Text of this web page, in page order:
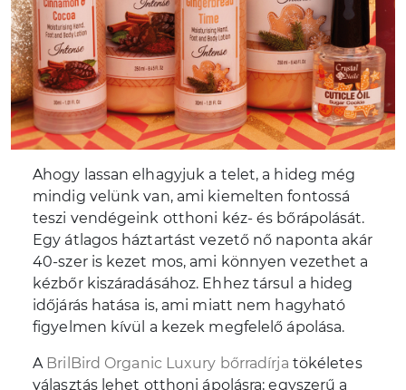
Ahogy lassan elhagyjuk a telet, a hideg még
mindig velünk van, ami kiemelten fontossá
teszi vendégeink otthoni kéz- és bőrápolását.
Egy átlagos háztartást vezető nő naponta akár
40-szer is kezet mos, ami könnyen vezethet a
kézbőr kiszáradásához. Ehhez társul a hideg
időjárás hatása is, ami miatt nem hagyható
figyelmen kívül a kezek megfelelő ápolása.
A BrilBird Organic Luxury bőrradírja tökéletes
választás lehet otthoni ápolásra; egyszerű a